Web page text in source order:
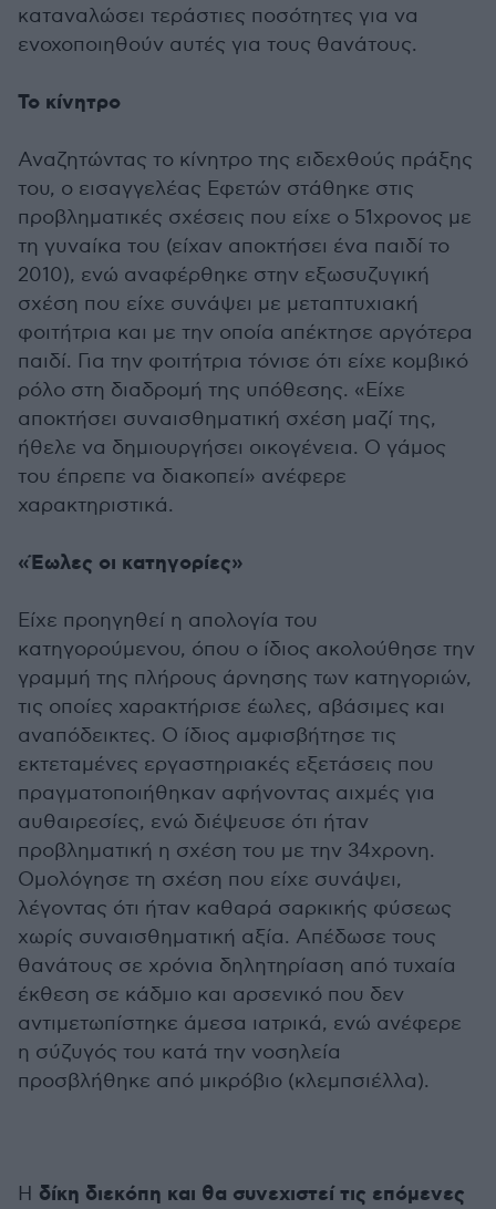
καταναλώσει τεράστιες ποσότητες για να
ενοχοποιηθούν αυτές για τους θανάτους.
Το κίνητρο
Αναζητώντας το κίνητρο της ειδεχθούς πράξης
του, ο εισαγγελέας Εφετών στάθηκε στις
προβληματικές σχέσεις που είχε ο 51χρονος με
τη γυναίκα του (είχαν αποκτήσει ένα παιδί το
2010), ενώ αναφέρθηκε στην εξωσυζυγική
σχέση που είχε συνάψει με μεταπτυχιακή
φοιτήτρια και με την οποία απέκτησε αργότερα
παιδί. Για την φοιτήτρια τόνισε ότι είχε κομβικό
ρόλο στη διαδρομή της υπόθεσης. «Είχε
αποκτήσει συναισθηματική σχέση μαζί της,
ήθελε να δημιουργήσει οικογένεια. Ο γάμος
του έπρεπε να διακοπεί» ανέφερε
χαρακτηριστικά.
«Έωλες οι κατηγορίες»
Είχε προηγηθεί η απολογία του
κατηγορούμενου, όπου ο ίδιος ακολούθησε την
γραμμή της πλήρους άρνησης των κατηγοριών,
τις οποίες χαρακτήρισε έωλες, αβάσιμες και
αναπόδεικτες. Ο ίδιος αμφισβήτησε τις
εκτεταμένες εργαστηριακές εξετάσεις που
πραγματοποιήθηκαν αφήνοντας αιχμές για
αυθαιρεσίες, ενώ διέψευσε ότι ήταν
προβληματική η σχέση του με την 34χρονη.
Ομολόγησε τη σχέση που είχε συνάψει,
λέγοντας ότι ήταν καθαρά σαρκικής φύσεως
χωρίς συναισθηματική αξία. Απέδωσε τους
θανάτους σε χρόνια δηλητηρίαση από τυχαία
έκθεση σε κάδμιο και αρσενικό που δεν
αντιμετωπίστηκε άμεσα ιατρικά, ενώ ανέφερε
η σύζυγός του κατά την νοσηλεία
προσβλήθηκε από μικρόβιο (κλεμπσιέλλα).
Η δίκη διεκόπη και θα συνεχιστεί τις επόμενες